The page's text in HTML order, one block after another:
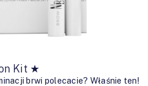
Kit ★
brwi polecacie? Właśnie ten!